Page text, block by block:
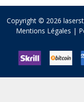
Copyright © 2026
Mentions Légales |